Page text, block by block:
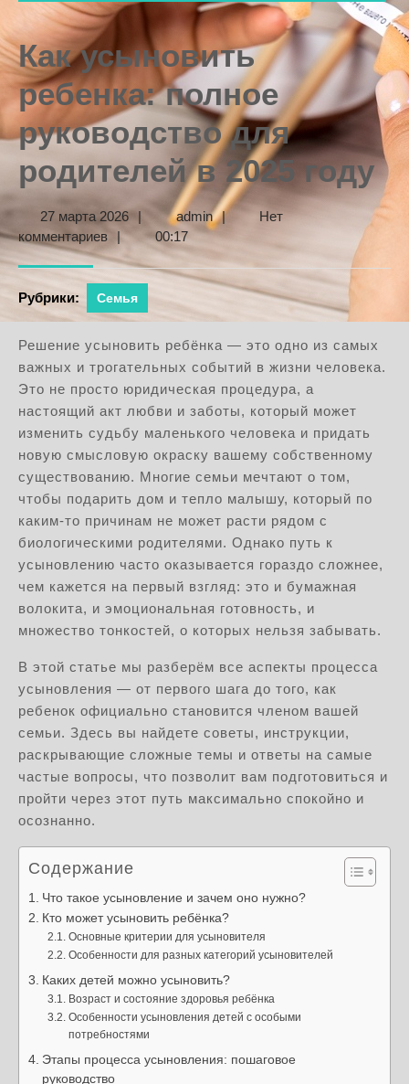
Как усыновить
ребенка: полное
руководство для
родителей в 2025 году
27 марта 202627
марта
2026
| adminadmin
|
Нет
комментариев
| 00:17
Рубрики: Семья
Решение усыновить ребёнка — это одно из самых
важных и трогательных событий в жизни человека.
Это не просто юридическая процедура, а
настоящий акт любви и заботы, который может
изменить судьбу маленького человека и придать
новую смысловую окраску вашему собственному
существованию. Многие семьи мечтают о том,
чтобы подарить дом и тепло малышу, который по
каким-то причинам не может расти рядом с
биологическими родителями. Однако путь к
усыновлению часто оказывается гораздо сложнее,
чем кажется на первый взгляд: это и бумажная
волокита, и эмоциональная готовность, и
множество тонкостей, о которых нельзя забывать.
В этой статье мы разберём все аспекты процесса
усыновления — от первого шага до того, как
ребенок официально становится членом вашей
семьи. Здесь вы найдете советы, инструкции,
раскрывающие сложные темы и ответы на самые
частые вопросы, что позволит вам подготовиться и
пройти через этот путь максимально спокойно и
осознанно.
Содержание
Что такое усыновление и зачем оно нужно?
Кто может усыновить ребёнка?
Основные критерии для усыновителя
Особенности для разных категорий усыновителей
Каких детей можно усыновить?
Возраст и состояние здоровья ребёнка
Особенности усыновления детей с особыми
потребностями
Этапы процесса усыновления: пошаговое
руководство